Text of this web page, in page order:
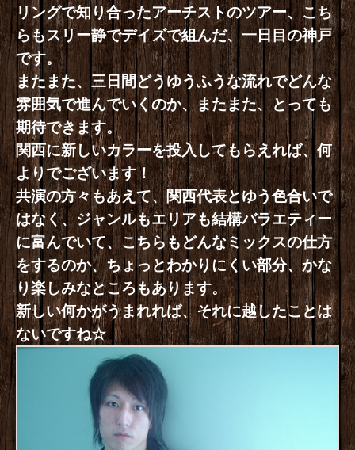
リングで知り合ったアーチストのツアー、こち
らもスリー静でデイズで組んだ、一日目の神戸
です。
またまた、三日間どうゆうふうな流れでどんな
雰囲気で進んでいくのか、またまた、とっても
期待できます。
関西に新しいカラーを投入してもらえれば、何
よりでございます！
共演の方々もあえて、関西代表とゆう色合いで
はなく、ジャンルもエリアも結構バラエティー
に富んでいて、こちらもどんなミックスの仕方
をするのか、ちょっとわかりにくい部分、かな
り楽しみなところもあります。
新しい何かがうまれれば、それに越したことは
ないですね☆